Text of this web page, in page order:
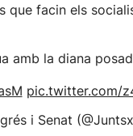
que facin els
amb la diana
pic.twitter.com/
i Senat